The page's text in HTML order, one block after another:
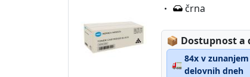
Eigenschaft:
črna
📦 Lagerstatus:
Dostupnost a
🚛
84x v
delovnih dneh